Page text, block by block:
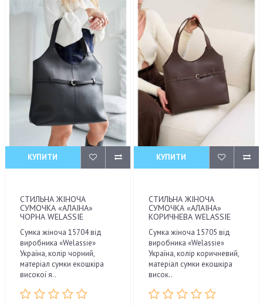
КУПИТИ
СТИЛЬНА ЖІНОЧА
СУМОЧКА «АЛАІНА»
ЧОРНА WELASSIE
Сумка жіноча 15704 від
виробника «Welassie»
Україна, колір чорний,
матеріал сумки екошкіра
високої я..
КУПИТИ
СТИЛЬНА ЖІНОЧА
СУМОЧКА «АЛАІНА»
КОРИЧНЕВА WELASSIE
Сумка жіноча 15705 від
виробника «Welassie»
Україна, колір коричневий,
матеріал сумки екошкіра
висок..